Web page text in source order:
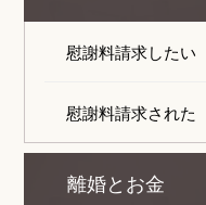
慰謝料請求したい
慰謝料請求された
離婚とお金